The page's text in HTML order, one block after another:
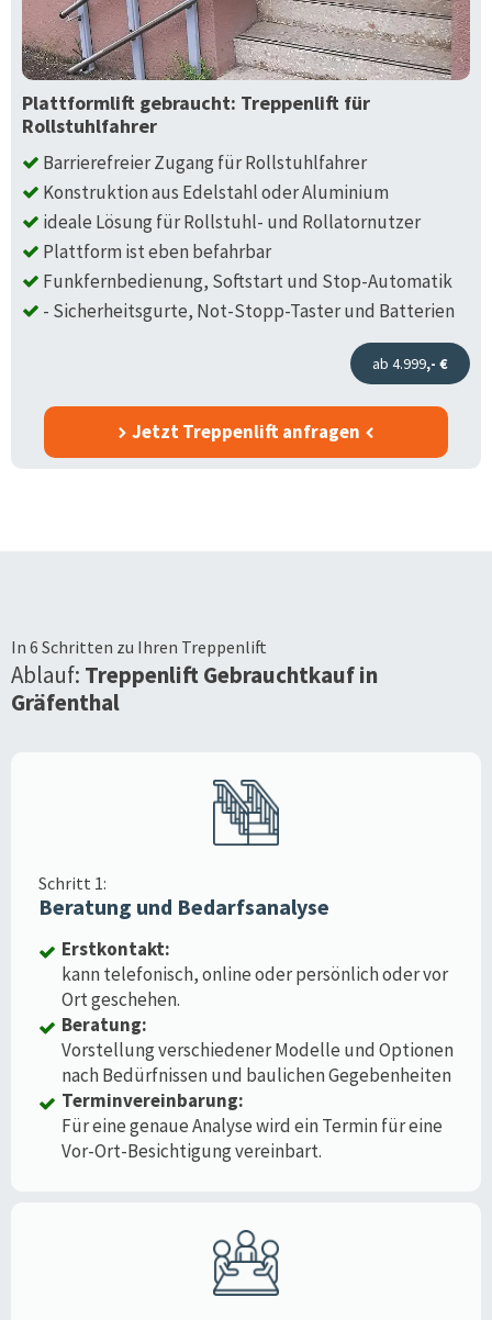
Plattformlift gebraucht: Treppenlift für
Rollstuhlfahrer
Barrierefreier Zugang für Rollstuhlfahrer
Konstruktion aus Edelstahl oder Aluminium
ideale Lösung für Rollstuhl- und Rollatornutzer
Plattform ist eben befahrbar
Funkfernbedienung, Softstart und Stop-Automatik
- Sicherheitsgurte, Not-Stopp-Taster und Batterien
ab 4.999,- €
Jetzt Treppenlift anfragen
In 6 Schritten zu Ihren Treppenlift
Ablauf: Treppenlift Gebrauchtkauf in
Gräfenthal
Schritt 1:
Beratung und Bedarfsanalyse
Erstkontakt:
kann telefonisch, online oder persönlich oder vor
Ort geschehen.
Beratung:
Vorstellung verschiedener Modelle und Optionen
nach Bedürfnissen und baulichen Gegebenheiten
Terminvereinbarung:
Für eine genaue Analyse wird ein Termin für eine
Vor-Ort-Besichtigung vereinbart.